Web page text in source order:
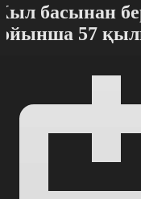
басынан
57